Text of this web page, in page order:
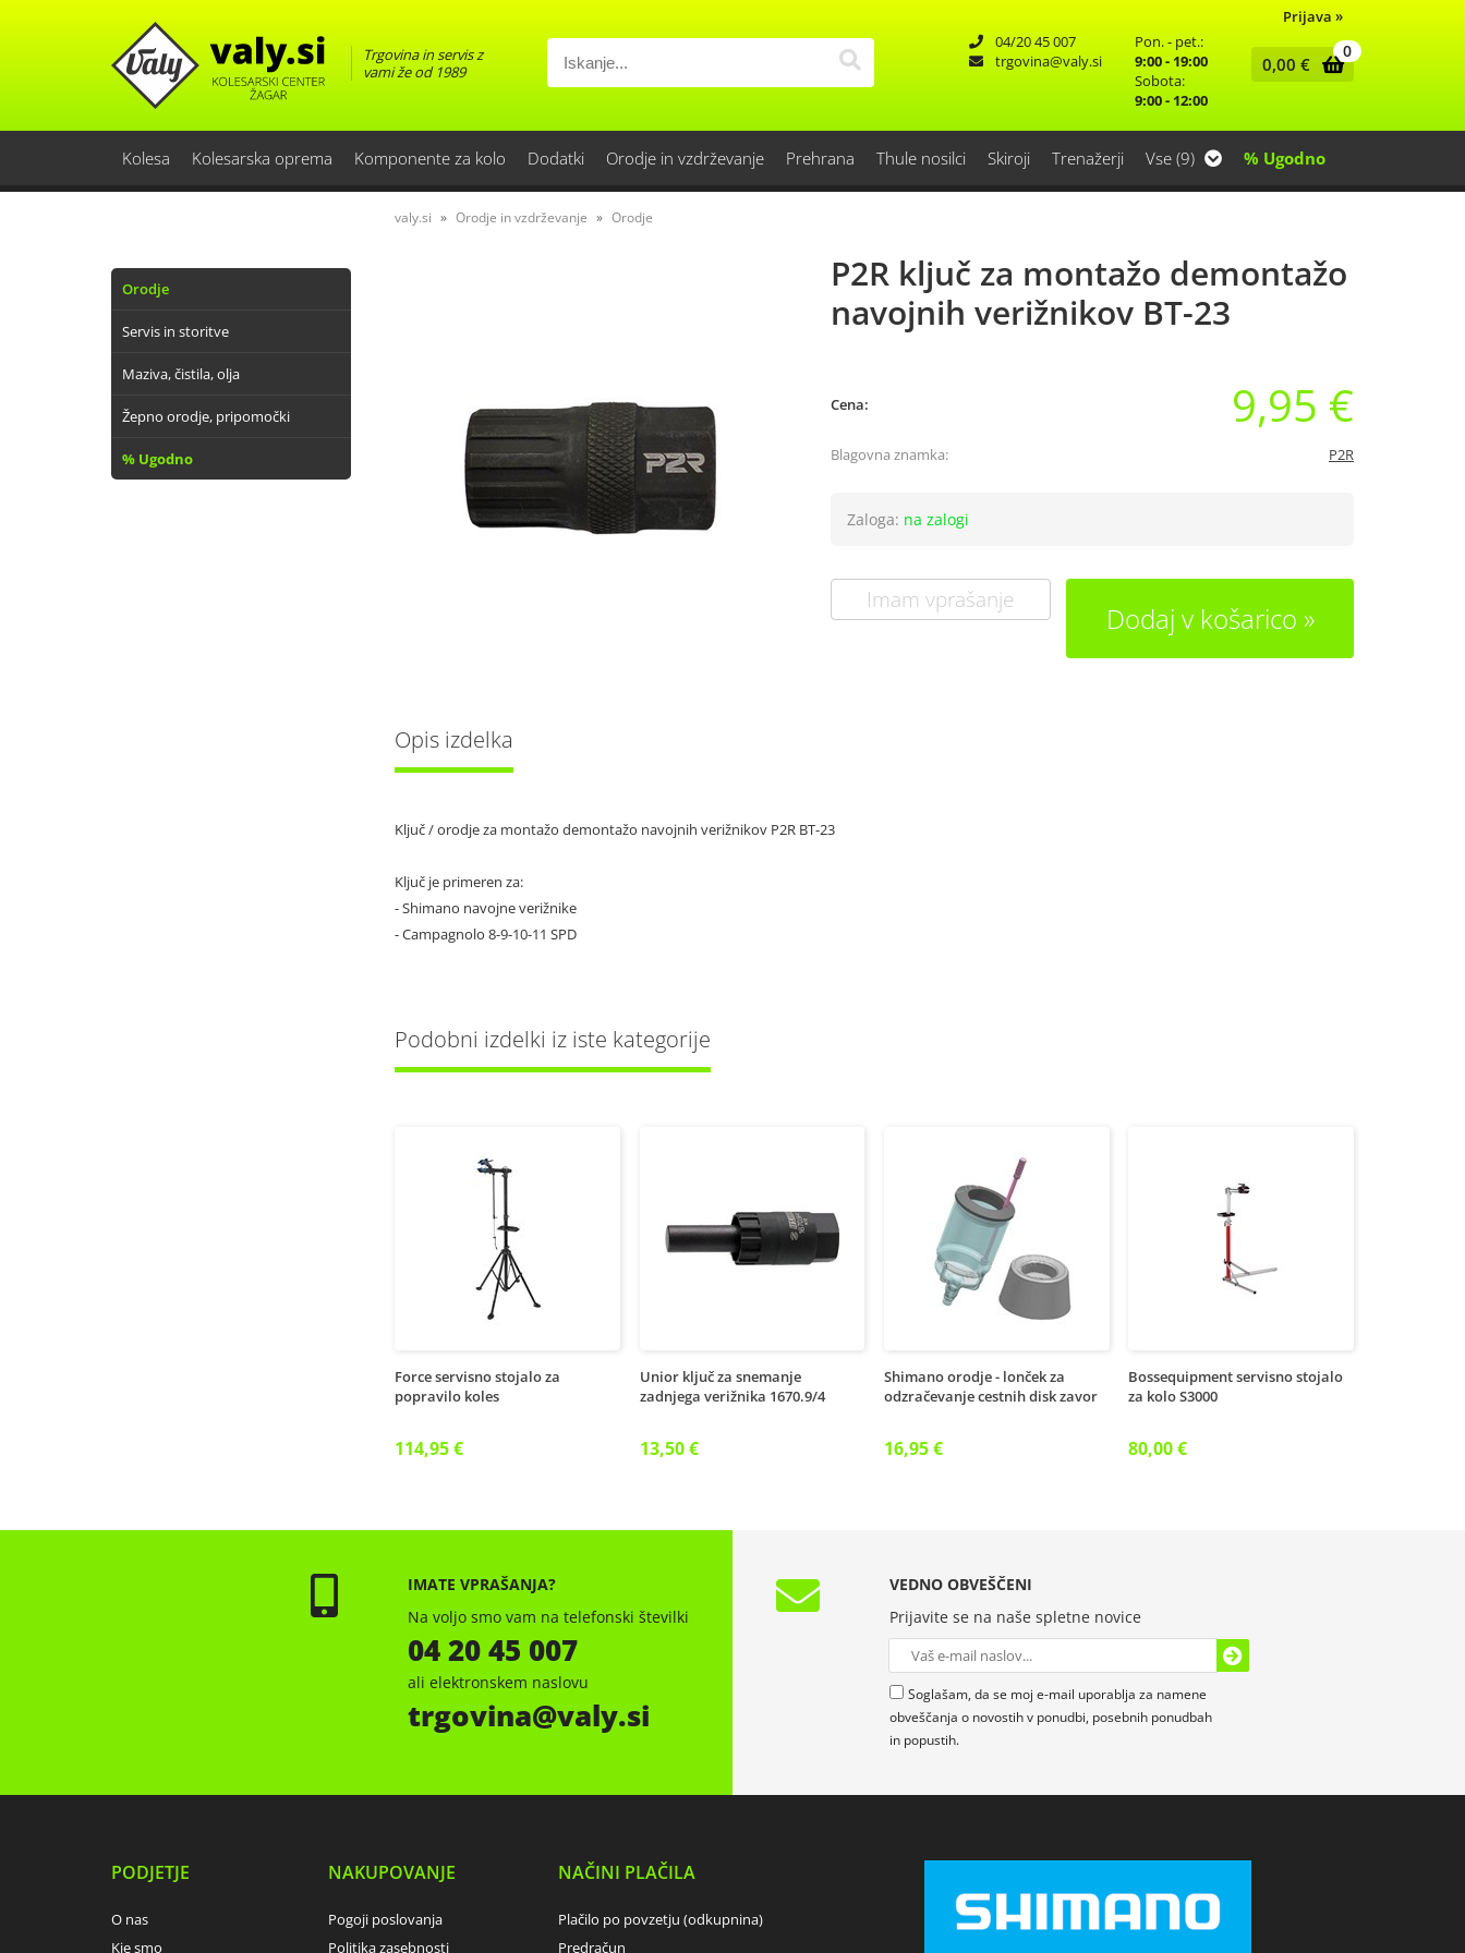
Prijava »
Trgovina in servis z
vami že od 1989
04/20 45 007
trgovina
valy.si
Pon. - pet.:
9:00 - 19:00
Sobota:
9:00 - 12:00
0
0,00 €
Kolesa Kolesarska oprema Komponente za kolo Dodatki Orodje in vzdrževanje Prehrana Thule nosilci Skiroji Trenažerji Vse (9) % Ugodno
Orodje
Servis in storitve
Maziva, čistila, olja
Žepno orodje, pripomočki
% Ugodno
valy.si Orodje in vzdrževanje Orodje
P2R ključ za montažo demontažo
navojnih verižnikov BT-23
Cena: 9,95 €
Blagovna znamka: P2R
Zaloga: na zalogi
Imam vprašanje
Dodaj v košarico
Opis izdelka
Ključ / orodje za montažo demontažo navojnih verižnikov P2R BT-23
Ključ je primeren za:
- Shimano navojne verižnike
- Campagnolo 8-9-10-11 SPD
Podobni izdelki iz iste kategorije
Force servisno stojalo za
popravilo koles
114,95 €
Unior ključ za snemanje
zadnjega verižnika 1670.9/4
13,50 €
Shimano orodje - lonček za
odzračevanje cestnih disk zavor
16,95 €
Bossequipment servisno stojalo
za kolo S3000
80,00 €
IMATE VPRAŠANJA?
Na voljo smo vam na telefonski številki
04 20 45 007
ali elektronskem naslovu
trgovina valy.si
VEDNO OBVEŠČENI
Prijavite se na naše spletne novice
Soglašam, da se moj e-mail uporablja za namene
obveščanja o novostih v ponudbi, posebnih ponudbah
in popustih.
PODJETJE
O nas
Kje smo
NAKUPOVANJE
Pogoji poslovanja
Politika zasebnosti
NAČINI PLAČILA
Plačilo po povzetju (odkupnina)
Predračun